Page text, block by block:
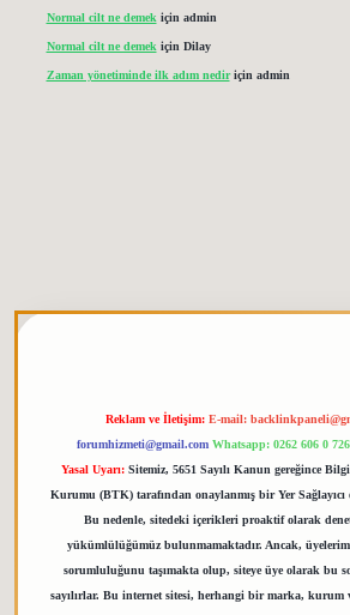
Normal cilt ne demekiçin admin
Normal cilt ne demek için Dilay
Zaman yönetiminde ilk adım nediriçin admin
Reklam ve İletişim: E-mail:
forumhizmeti@gmail.com Whatsapp: 0262 606 0 726
Yasal Uyarı: Sitemiz, 5651 Sayılı Kanun gereğince
Kurumu (BTK) tarafından onaylanmış bir Yer
Bu nedenle, sitedeki içerikleri proaktif olarak
yükümlülüğümüz bulunmamaktadır. Ancak,
sorumluluğunu taşımakta olup, siteye üye olarak bu
sayılırlar. Bu internet sitesi, herhangi bir marka, kurum